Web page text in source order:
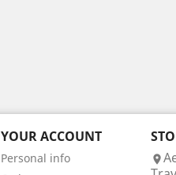
YOUR ACCOUNT
Personal info
